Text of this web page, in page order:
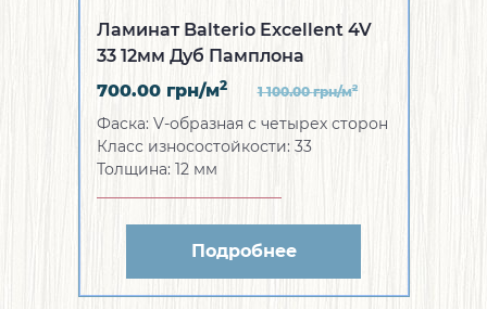
Ламинат Balterio Excellent 4V
33 12мм Дуб Памплона
700.00 грн/м2 1 100.00грн/м2
Фаска: V-образная с четырех сторон
Класс износостойкости: 33
Толщина: 12 мм
Подробнее